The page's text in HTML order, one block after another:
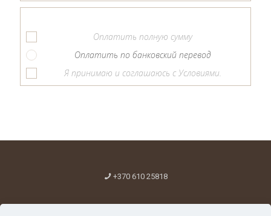
Оплатить полную сумму
Оплатить по банковский перевод
Я принимаю и соглашаюсь с Условиями.
+370 610 25818